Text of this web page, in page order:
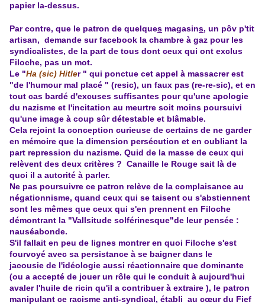
papier la-dessus.
Par contre, que le patron de quelques magasins, un pôv p'tit
artisan, demande sur facebook la chambre à gaz pour les
syndicalistes, de la part de tous dont ceux qui ont exclus
Filoche, pas un mot.
Le "Ha (sic) Hitler " qui ponctue cet appel à massacrer est
"de l'humour mal placé " (resic), un faux pas (re-re-sic), et en
tout cas bardé d'excuses suffisantes pour qu'une apologie
du nazisme et l'incitation au meurtre soit moins poursuivi
qu'une image à coup sûr détestable et blâmable.
Cela rejoint la conception curieuse de certains de ne garder
en mémoire que la dimension persécution et en oubliant la
part repression du nazisme. Quid de la masse de ceux qui
relèvent des deux critères ? Canaille le Rouge sait là de
quoi il a autorité à parler.
Ne pas poursuivre ce patron relève de la complaisance au
négationnisme, quand ceux qui se taisent ou s'abstiennent
sont les mêmes que ceux qui s'en prennent en Filoche
démontrant la "Vallsitude solférinesque"de leur pensée :
nauséabonde.
S'il fallait en peu de lignes montrer en quoi Filoche s'est
fourvoyé avec sa persistance à se baigner dans le
jacousie de l'idéologie aussi réactionnaire que dominante
(ou a accepté de jouer un rôle qui le conduit à aujourd'hui
avaler l'huile de ricin qu'il a contribuer à extraire ), le patron
manipulant ce racisme anti-syndical, établi au cœurdu Fief